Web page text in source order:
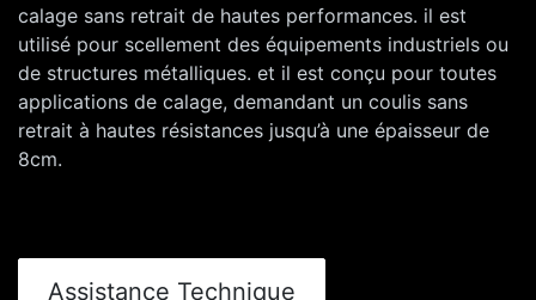
calage sans retrait de hautes performances. il est
utilisé pour scellement des équipements industriels ou
de structures métalliques. et il est conçu pour toutes
applications de calage, demandant un coulis sans
retrait à hautes résistances jusqu’à une épaisseur de
8cm.
Assistance Technique